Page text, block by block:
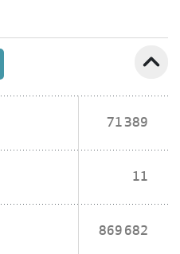
expand_less
71 389
11
869 682